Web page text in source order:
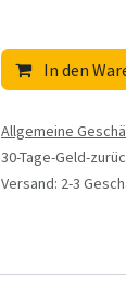
In den
Allgemeine
30-Tage-Geld-
Versand: 2-3